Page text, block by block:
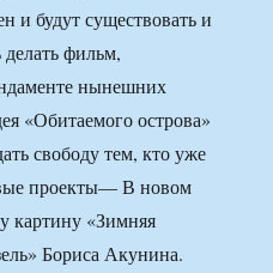
и будут существовать и
фильм,
нынешних
«Обитаемого острова»
свободу тем, кто уже
проекты— В новом
картину «Зимняя
Бориса Акунина.